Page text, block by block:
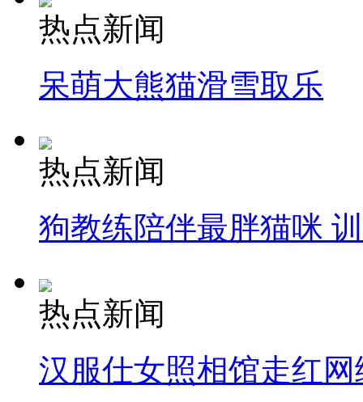
热点新闻
呆萌大熊猫滑雪取乐
热点新闻
狗教练陪伴最胖猫咪
热点新闻
汉服仕女照相馆走红网